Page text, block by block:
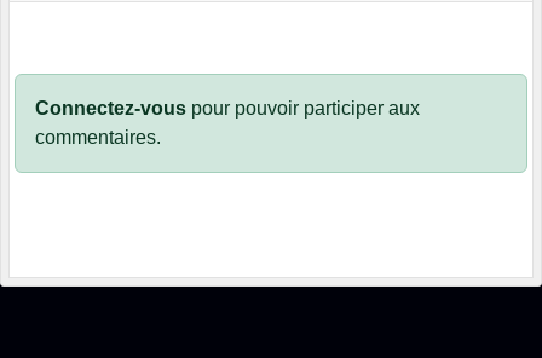
Connectez-vous pour pouvoir participer aux
commentaires.